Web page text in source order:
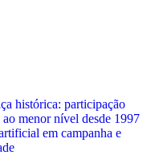
histórica: participação
menor nível desde 1997
em campanha e